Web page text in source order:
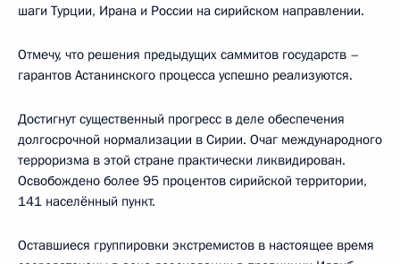
шаги Турции, Ирана и России на сирийском направлении.
Отмечу, что решения предыдущих саммитов государств –
гарантов Астанинского процесса успешно реализуются.
Достигнут существенный прогресс в деле обеспечения
долгосрочной нормализации в Сирии. Очаг международного
терроризма в этой стране практически ликвидирован.
Освобождено более 95 процентов сирийской территории,
141 населённый пункт.
Оставшиеся группировки экстремистов в настоящее время